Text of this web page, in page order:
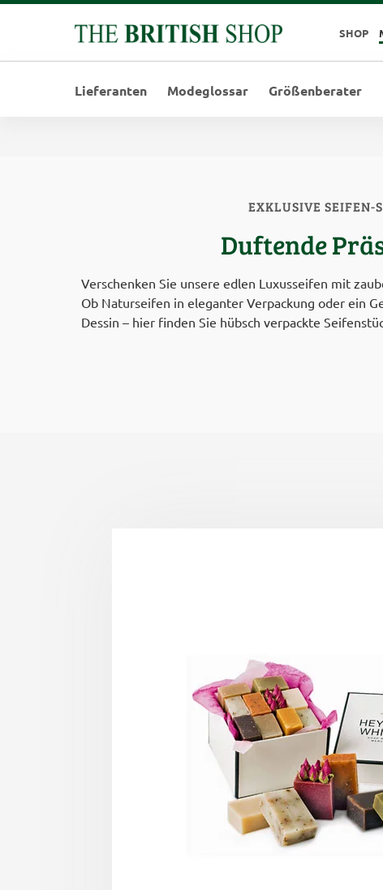
SHOP
Lieferanten Modeglossar Größenberater
EXKLUSIVE SEIFEN-
Duftende
Verschenken Sie unsere edlen Luxusseifen mit
Ob Naturseifen in eleganter Verpackung oder ein
Dessin – hier finden Sie hübsch verpackte